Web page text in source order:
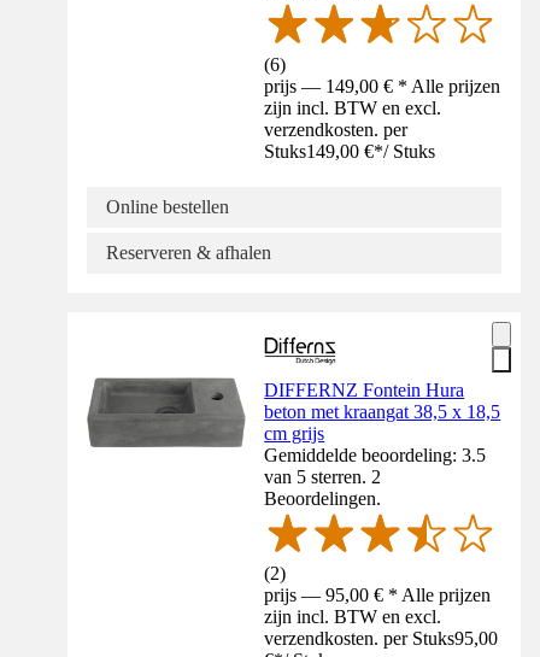
(6)
prijs — 149,00 € * Alle prijzen
zijn incl. BTW en excl.
verzendkosten. per
Stuks149,00 €*/ Stuks
Online bestellen
Reserveren & afhalen
DIFFERNZ Fontein Hura
beton met kraangat 38,5 x 18,5
cm grijs
Gemiddelde beoordeling: 3.5
van 5 sterren. 2
Beoordelingen.
(2)
prijs — 95,00 € * Alle prijzen
zijn incl. BTW en excl.
verzendkosten. per Stuks95,00